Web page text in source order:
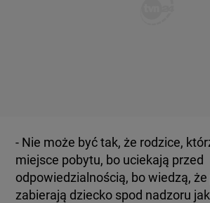
- Nie może być tak, że rodzice,
miejsce pobytu, bo uciekają przed
odpowiedzialnością, bo wiedzą,
zabierają dziecko spod nadzoru